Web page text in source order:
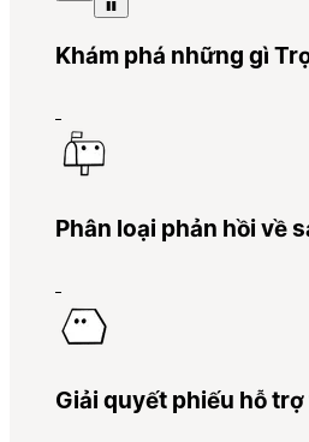
Khám phá những gì
Phân loại phản hồi về
Giải quyết phiếu hỗ